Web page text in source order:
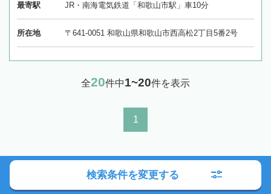
最寄駅 JR・南海電気鉄道「和歌山市駅」車10分
所在地 〒641-0051 和歌山県和歌山市西高松2丁目5番2号
全20件中1~20件を表示
1
相続対応可能な弁護士をお探しなら
検索条件を変更する